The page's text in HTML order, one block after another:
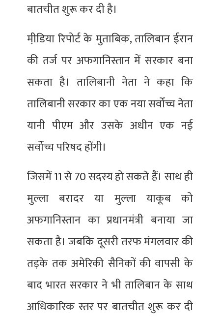
बातचीत शुरू कर दी है।
मी़डिया रिपोर्ट के मुताबिक, तालिबान ईरान
की तर्ज पर अफगानिस्तान में सरकार बना
सकता है। तालिबानी नेता ने कहा कि
तालिबानी सरकार का एक नया सर्वोच्च नेता
यानी पीएम और उसके अधीन एक नई
सर्वोच्च परिषद होंगी।
जिसमें 11 से 70 सदस्य हो सकते हैं। साथ ही
मुल्ला बरादर या मुल्ला याकूब को
अफगानिस्तान का प्रधानमंत्री बनाया जा
सकता है। जबकि दूसरी तरफ मंगलवार की
तड़के तक अमेरिकी सैनिकों की वापसी के
बाद भारत सरकार ने भी तालिबान के साथ
आधिकारिक स्तर पर बातचीत शुरू कर दी